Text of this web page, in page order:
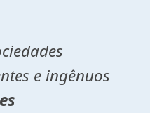
e ingênuos